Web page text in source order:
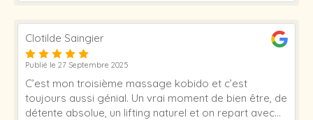
Clotilde Saingier
Publié le 27 Septembre 2025
C’est mon troisième massage kobido et c’est
toujours aussi génial. Un vrai moment de bien être, de
détente absolue, un lifting naturel et on repart avec